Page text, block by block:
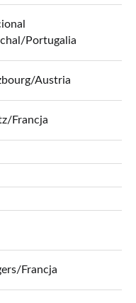
Portugalia
Austria
Francja
Francja